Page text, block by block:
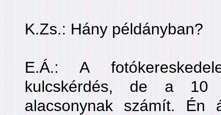
K.Zs.: Hány példányban?
E.Á.: A
kulcskérdés, de a 10
alacsonynak számít. Én